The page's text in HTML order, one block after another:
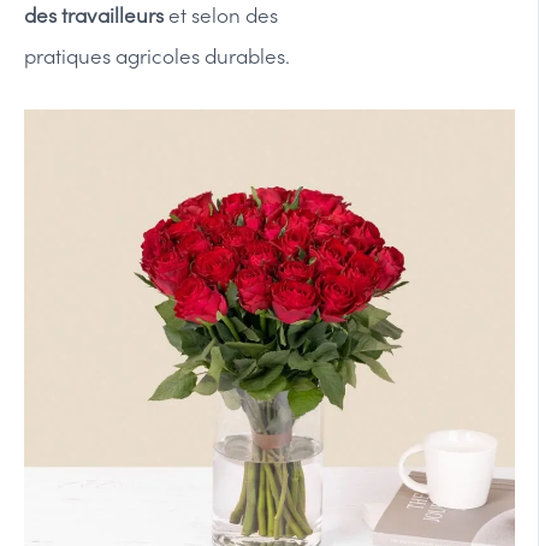
des travailleurset selon des
pratiques agricoles durables.